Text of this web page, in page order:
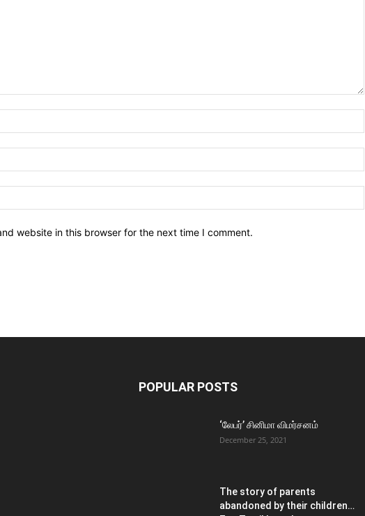
website in this browser for the next time I comment.
POPULAR POSTS
‘லேபர்’ சினிமா விமர்சனம்
December 25, 2021
The story of parents
abandoned by their children…